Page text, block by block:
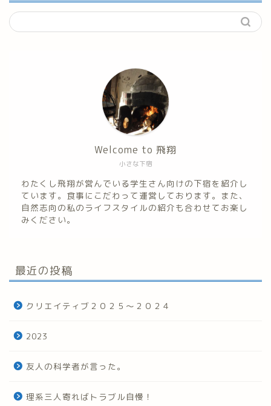
小さな下宿
Welcome to 飛翔
わたくし飛翔が営んでいる学生さん向けの下宿を紹介し
ています。食事にこだわって運営しております。また、
自然志向の私のライフスタイルの紹介も合わせてお楽し
みください。
最近の投稿
クリエイティブ２０２５～２０２４
2023
友人の科学者が言った。
理系三人寄ればトラブル自慢！